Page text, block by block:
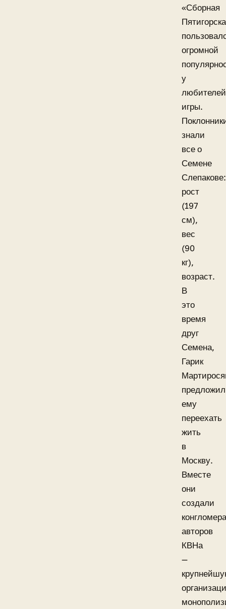
«Сборная
огромной
у
любителей
игры.
знали
все о
Семене
Слепакове:
рост
(197
см),
вес
(90
кг),
возраст.
В
это
время
друг
Семена,
Гарик
предложил
ему
переехать
жить
в
Москву.
Вместе
они
создали
авторов
КВНа
—